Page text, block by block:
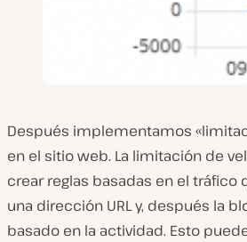
Después implementamos
en el sitio web. La limitación de
crear reglas basadas en el
una dirección URL y, después la
basado en la actividad. Esto